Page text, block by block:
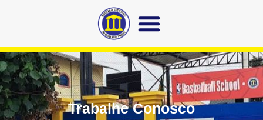
Trabalhe Conosco